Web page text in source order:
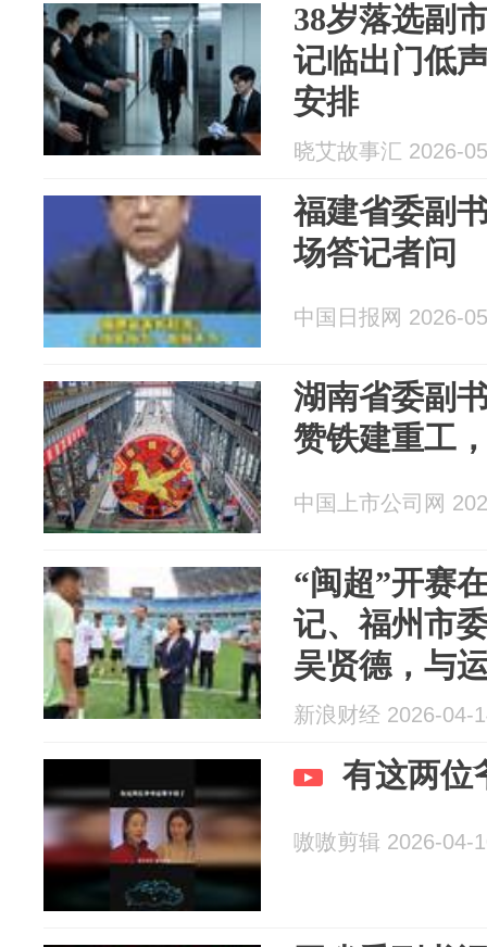
38岁落选副
记临出门低
安排
晓艾故事汇 2026-
福建省委副
场答记者问
中国日报网 2026-
湖南省委副
赞铁建重工
中国上市公司网
“闽超”开赛
记、福州市
吴贤德，与
新浪财经 2026-04-
有这两位
嗷嗷剪辑 2026-04-